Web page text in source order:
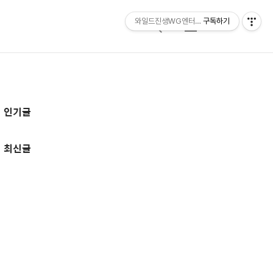
검
메
추
정
인기글
최신글
와일드진생WG엔터테인먼트
구독하기